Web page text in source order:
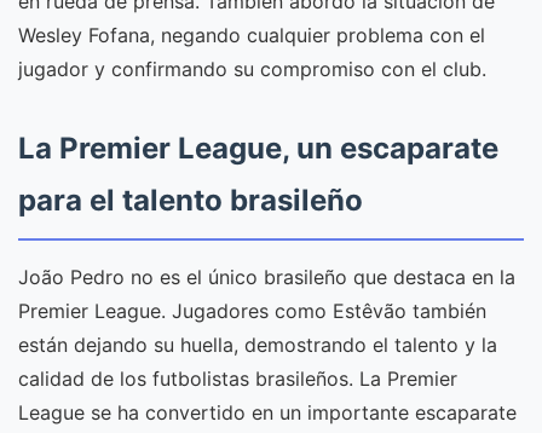
Wesley Fofana, negando cualquier problema con el
jugador y confirmando su compromiso con el club.
La Premier League, un escaparate
para el talento brasileño
João Pedro no es el único brasileño que destaca en la
Premier League. Jugadores como Estêvão también
están dejando su huella, demostrando el talento y la
calidad de los futbolistas brasileños. La Premier
League se ha convertido en un importante escaparate